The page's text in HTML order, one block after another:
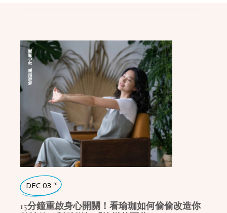
瑜珈話題
身心療癒
DEC 03 rd
15分鐘重啟身心開關！看瑜珈如何偷偷改造你